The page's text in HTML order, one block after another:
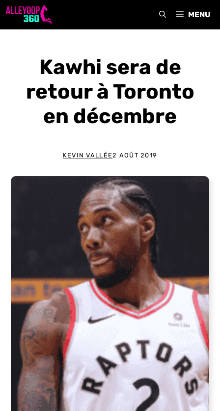
Aller
MENU
Kawhi sera de
retour à Toronto
en décembre
KEVIN VALLÉE2 AOÛT 2019